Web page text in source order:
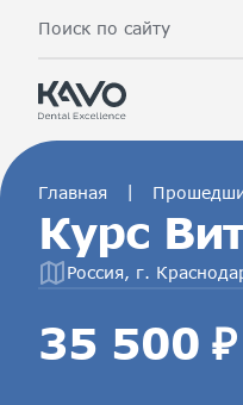
Поиск по сайту
Главная |
Курс
Россия, г.
35 500 ₽